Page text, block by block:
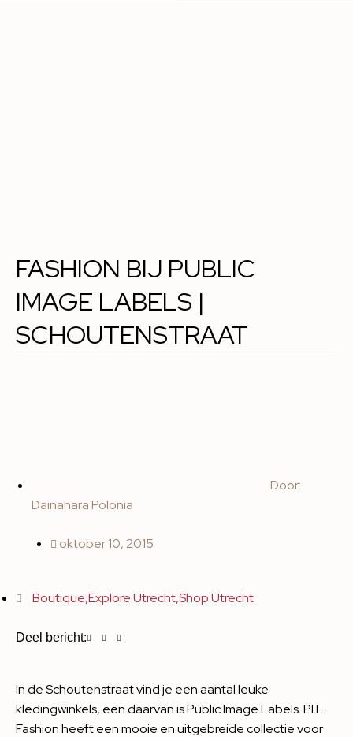
FASHION BIJ PUBLIC
IMAGE LABELS |
SCHOUTENSTRAAT
Door:
Dainahara Polonia
oktober 10, 2015
Boutique,Explore Utrecht,Shop Utrecht
Deel bericht:
In de Schoutenstraat vind je een aantal leuke
kledingwinkels, een daarvan is Public Image Labels. P.I.L.
Fashion heeft een mooie en uitgebreide collectie voor